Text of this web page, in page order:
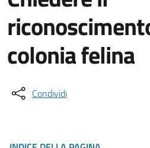
colonia felina
Condividi